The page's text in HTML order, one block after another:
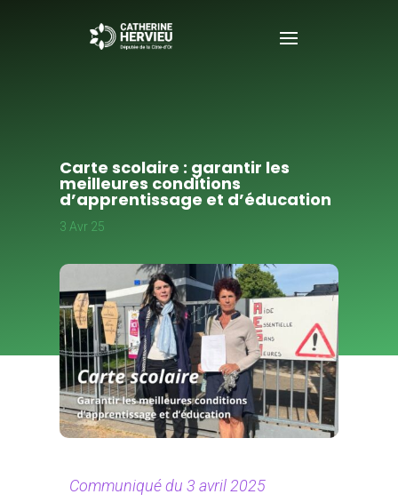
Carte scolaire : garantir les
meilleures conditions
d’apprentissage et d’éducation
3 Avr 25
Communiqué du 3 avril 2025